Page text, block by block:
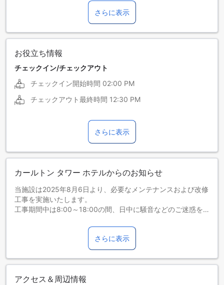
ヒンディー語
フィリピン語 フランス語
マレー語
ロシア語
さらに表示
お役立ち情報
チェックイン/チェックアウト
チェックイン開始時間 02:00 PM
チェックアウト最終時間 12:30 PM
さらに表示
カールトン タワー ホテルからのお知らせ
当施設は2025年8月6日より、必要なメンテナンスおよび改修
工事を実施いたします。
工事期間中は8:00～18:00の間、日中に騒音などのご迷惑を
ご滞在中のお客様にはご不便をおかけいたしますこと、あら
かじめ深くお詫び申し上げます。
今回の工事では、プールの全面改装および本館の構造強化を
予定しております。
さらに表示
アクセス＆周辺情報